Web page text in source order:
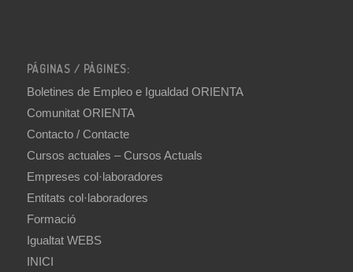
PÁGINAS / PÀGINES:
Boletines de Empleo e Igualdad ORIENTA
Comunitat ORIENTA
Contacto / Contacte
Cursos actuales – Cursos Actuals
Empreses col·laboradores
Entitats col·laboradores
Formació
Igualtat WEBS
INICI